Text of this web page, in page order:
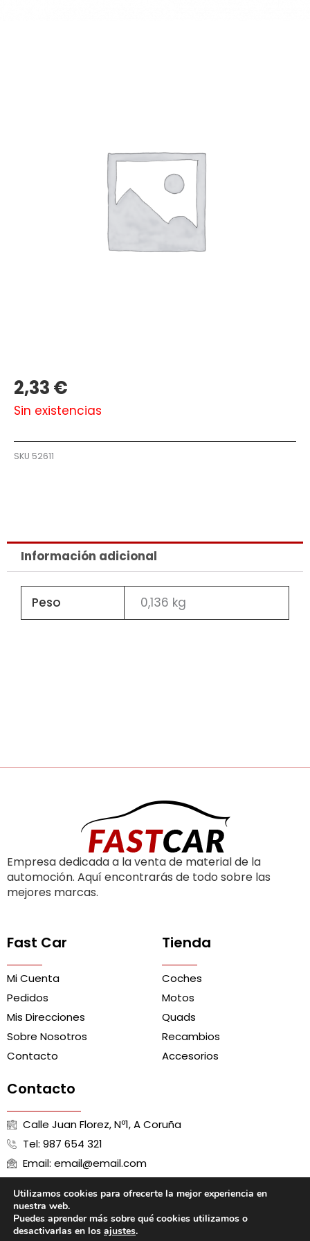
2,33€
Sin existencias
SKU 52611
Información adicional
Peso 0,136 kg
Empresa dedicada a la venta de material de la
automoción. Aquí encontrarás de todo sobre las
mejores marcas.
Fast Car
Mi Cuenta
Pedidos
Mis Direcciones
Sobre Nosotros
Contacto
Tienda
Coches
Motos
Quads
Recambios
Accesorios
Contacto
Calle Juan Florez, Nº1, A Coruña
Tel: 987 654 321
Email: email@email.com
Aviso Legal Política de Cookies
Política de Privacidad
Utilizamos cookies para ofrecerte la mejor experiencia en
nuestra web.
Puedes aprender más sobre qué cookies utilizamos o
desactivarlas en los ajustes.